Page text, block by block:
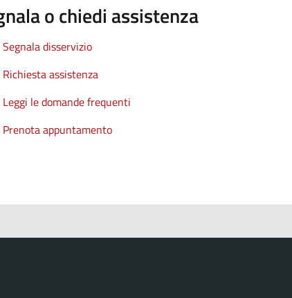
o chiedi assistenza
Segnala disservizio
Richiesta assistenza
Leggi le domande frequenti
Prenota appuntamento